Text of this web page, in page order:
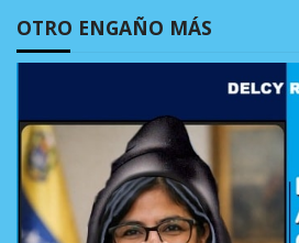
OTRO ENGAÑO MÁS